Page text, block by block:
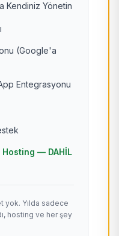
Kendiniz Yönetin
(Google'a
Entegrasyonu
Hosting — DAHİL
yok. Yılda sadece
hosting ve her şey